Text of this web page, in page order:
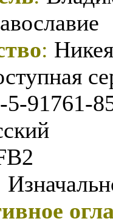
:
5-91761-